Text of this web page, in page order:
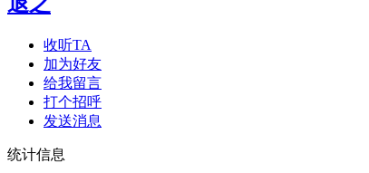
收听TA
加为好友
给我留言
打个招呼
发送消息
统计信息